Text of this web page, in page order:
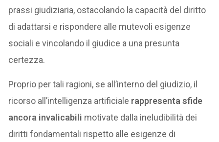
prassi giudiziaria, ostacolando la capacità del diritto
di adattarsi e rispondere alle mutevoli esigenze
sociali e vincolando il giudice a una presunta
certezza.
Proprio per tali ragioni, se all’interno del giudizio, il
ricorso all’intelligenza artificiale rappresenta sfide
ancora invalicabili motivate dalla ineludibilità dei
diritti fondamentali rispetto alle esigenze di